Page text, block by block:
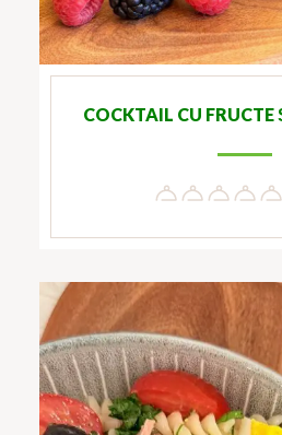
COCKTAIL CU FRUCTE